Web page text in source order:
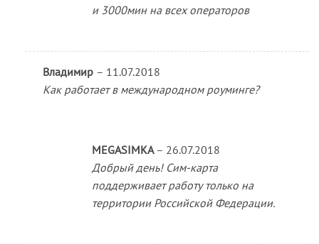
и 3000мин на всех операторов
Владимир – 11.07.2018
Как работает в международном роуминге?
MEGASIMKA – 26.07.2018
Добрый день! Сим-карта
поддерживает работу только на
территории Российской Федерации.